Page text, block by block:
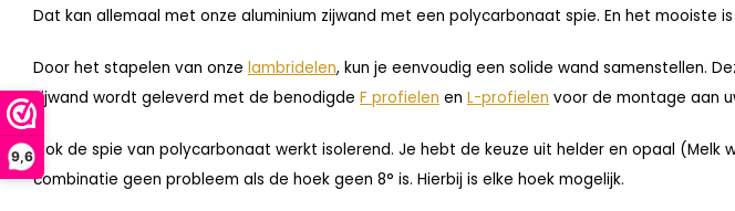
9,6
Dat kan allemaal met onze aluminium zijwand met een polycarbonaat spie. En het mooiste
Door het stapelen van onze lambridelen, kun je eenvoudig een solide wand samenstellen.
zijwand wordt geleverd met de benodigde F profielen en L-profielen voor de montage aan
Ook de spie van polycarbonaat werkt isolerend. Je hebt de keuze uit helder en opaal
combinatie geen probleem als de hoek geen 8° is. Hierbij is elke hoek mogelijk.